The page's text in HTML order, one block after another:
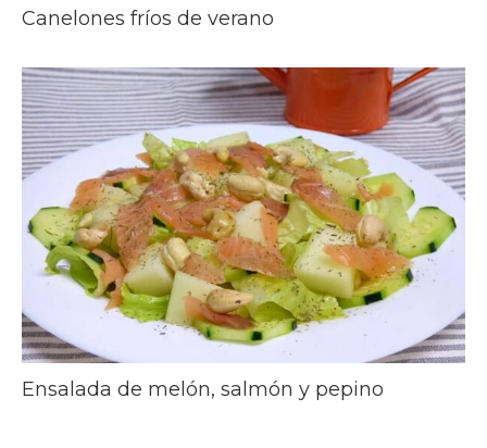
Canelones fríos de verano
Ensalada de melón, salmón y pepino